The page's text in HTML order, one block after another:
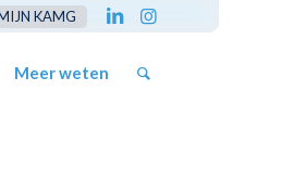
KAMG
Meer weten